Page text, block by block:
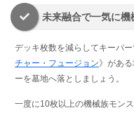
未来融合で一気に
デッキ枚数を減らしてキーパ
チャー・フュージョン》があ
ーを墓地へ落としましょう。
一度に10枚以上の機械族モン